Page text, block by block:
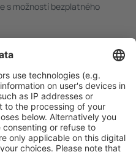
s možností bezplatného
nabídky pro přihlášené
gusta
zařízení: hotelů,